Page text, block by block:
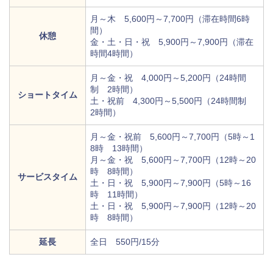
休憩
月～木 5,600円～7,700円（滞在時間6時
間）
金・土・日・祝 5,900円～7,900円（滞在
時間4時間）
ショートタイム
月～金・祝 4,000円～5,200円（24時間
制 2時間）
土・祝前 4,300円～5,500円（24時間制
2時間）
サービスタイム
月～金・祝前 5,600円～7,700円（5時～1
8時 13時間）
月～金・祝 5,600円～7,700円（12時～20
時 8時間）
土・日・祝 5,900円～7,900円（5時～16
時 11時間）
土・日・祝 5,900円～7,900円（12時～20
時 8時間）
延長 全日 550円/15分